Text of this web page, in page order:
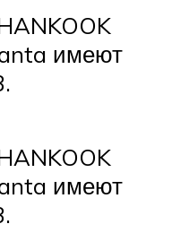
имеют
имеют